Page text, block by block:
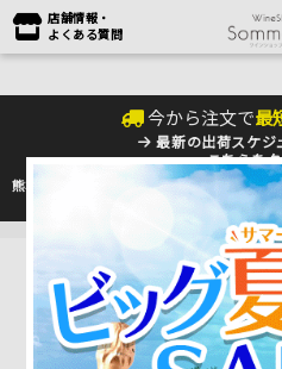
店舗情報・
よくある質問
今から注文で最
最新の出荷スケジ
こちらを
熊本地震の影響により九州への配送に遅れ
のHP
をご確